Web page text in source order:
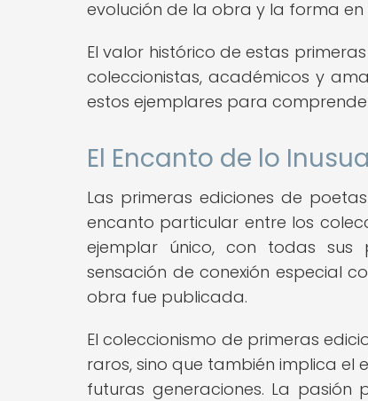
evolución de la obra y la forma
El valor histórico de estas
coleccionistas, académicos y
estos ejemplares para
El Encanto de lo
Las primeras ediciones de
encanto particular entre los
ejemplar único, con todas sus
sensación de conexión especial
obra fue publicada.
El coleccionismo de primeras
raros, sino que también implica el
futuras generaciones. La